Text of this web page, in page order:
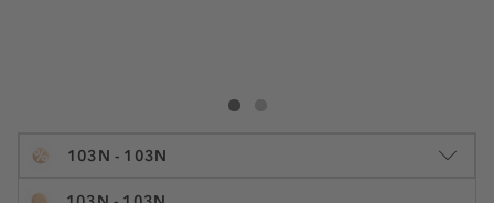
Clarins Skin Illusion Velvet
% 103N - 103N